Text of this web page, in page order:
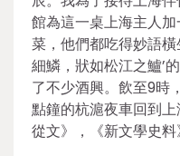
館為這一桌上海主人
菜，他們都吃得妙語
細鱗，狀如松江之鱸’
了不少酒興。飲至9時
點鐘的杭滬夜車回到
從文》，《新文學史料